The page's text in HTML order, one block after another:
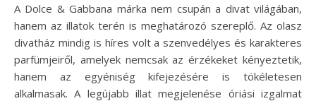
A Dolce & Gabbana márka nem csupán a divat világában,
hanem az illatok terén is meghatározó szereplő. Az olasz
divatház mindig is híres volt a szenvedélyes és karakteres
parfümjeiről, amelyek nemcsak az érzékeket kényeztetik,
hanem az egyéniség kifejezésére is tökéletesen
alkalmasak. A legújabb illat megjelenése óriási izgalmat